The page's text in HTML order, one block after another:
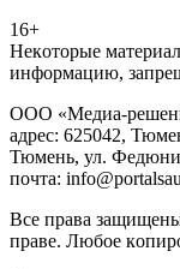
16+
Heкoтopыe
инфopмaцию,
ООО «Медиа-
адрес: 625042,
Тюмень, ул.
почта:
Вce прaвa
прaве. Любoe